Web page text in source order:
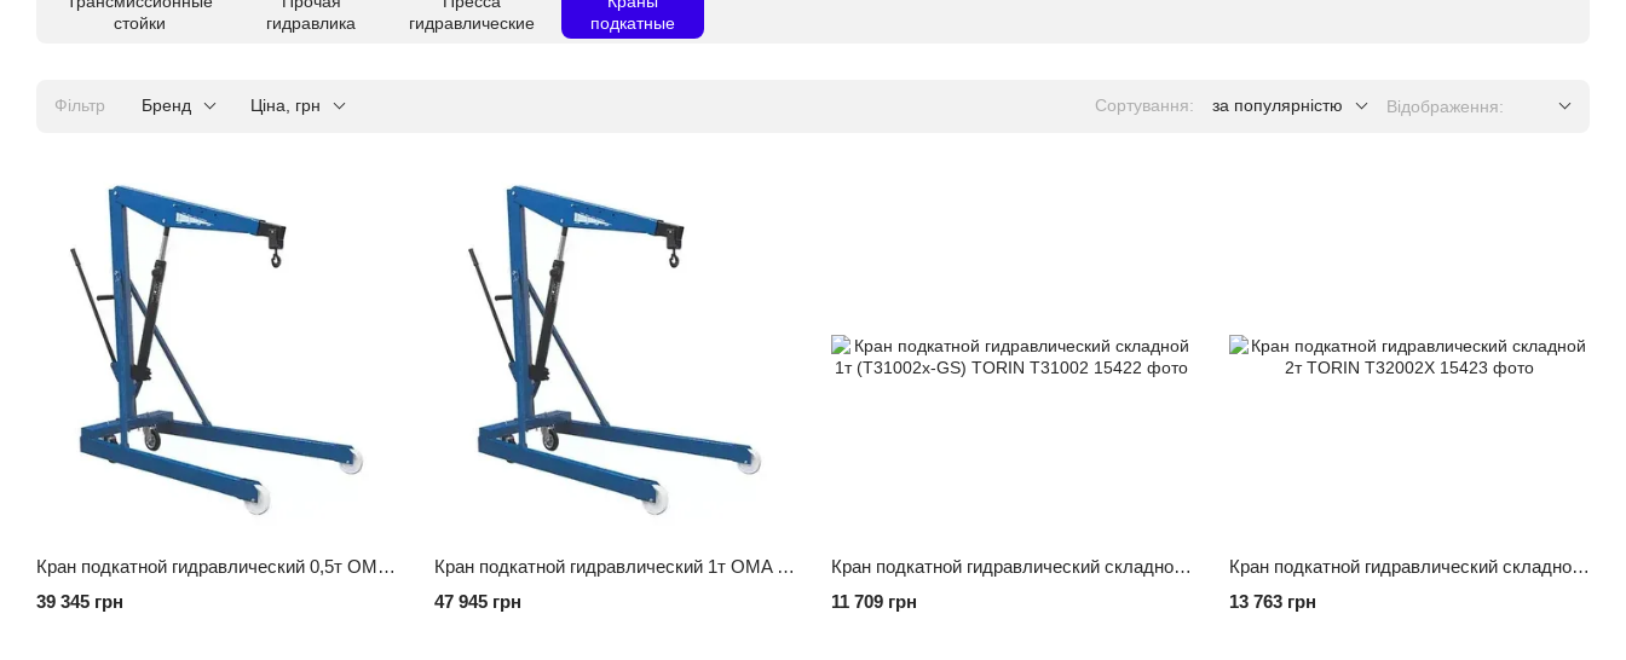
стойки
гидравлика
гидравлические
подкатные
Фільтр Бренд Ціна, грн Сортування: за популярністю Відображення:
Кран подкатной гидравлический 0,5т OMA 570
39 345 грн
Кран подкатной гидравлический 1т OMA 571
47 945 грн
Кран подкатной гидравлический складной 1т (T31002x-GS) TORIN T31002
11 709 грн
Кран подкатной гидравлический складной 2т TORIN T32002X
13 763 грн